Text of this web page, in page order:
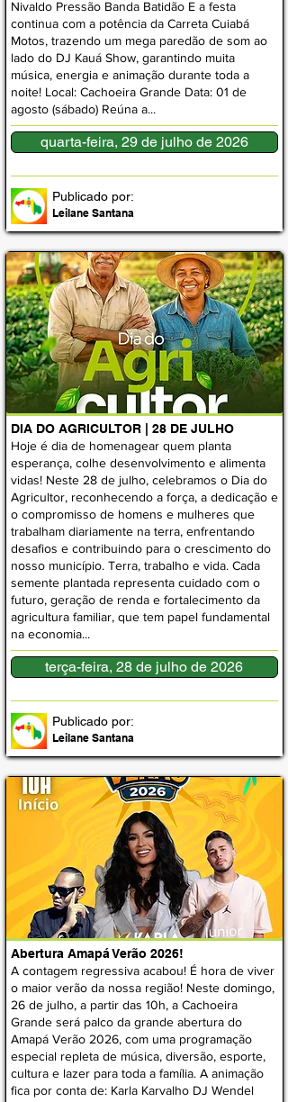
Nivaldo Pressão Banda Batidão E a festa
continua com a potência da Carreta Cuiabá
Motos, trazendo um mega paredão de som ao
lado do DJ Kauá Show, garantindo muita
música, energia e animação durante toda a
noite! Local: Cachoeira Grande Data: 01 de
agosto (sábado) Reúna a...
quarta-feira, 29 de julho de 2026
Leilane Santana
Publicado por:
DIA DO AGRICULTOR | 28 DE JULHO
Hoje é dia de homenagear quem planta
esperança, colhe desenvolvimento e alimenta
vidas! Neste 28 de julho, celebramos o Dia do
Agricultor, reconhecendo a força, a dedicação e
o compromisso de homens e mulheres que
trabalham diariamente na terra, enfrentando
desafios e contribuindo para o crescimento do
nosso município. Terra, trabalho e vida. Cada
semente plantada representa cuidado com o
futuro, geração de renda e fortalecimento da
agricultura familiar, que tem papel fundamental
na economia...
terça-feira, 28 de julho de 2026
Leilane Santana
Publicado por:
Abertura Amapá Verão 2026!
A contagem regressiva acabou! É hora de viver
o maior verão da nossa região! Neste domingo,
26 de julho, a partir das 10h, a Cachoeira
Grande será palco da grande abertura do
Amapá Verão 2026, com uma programação
especial repleta de música, diversão, esporte,
cultura e lazer para toda a família. A animação
fica por conta de: Karla Karvalho DJ Wendel